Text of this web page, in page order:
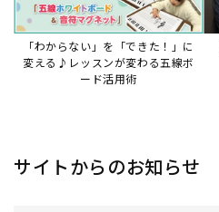
「わからない」を「できた！」に
変える♪レッスンが変わる五線ボ
ード活用術
サイトからのお知らせ